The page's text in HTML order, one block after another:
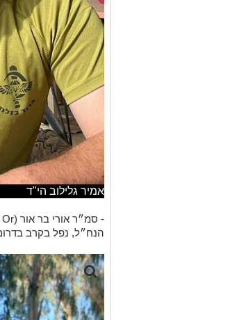
אמיר גלילוב הי"ד
הנח״ל, נפל בקרב